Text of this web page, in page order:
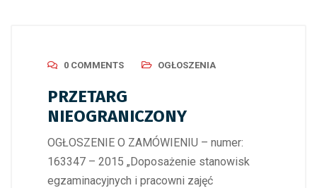
0 COMMENTS OGŁOSZENIA
PRZETARG
NIEOGRANICZONY
OGŁOSZENIE O ZAMÓWIENIU – numer:
163347 – 2015 „Doposażenie stanowisk
egzaminacyjnych i pracowni zajęć